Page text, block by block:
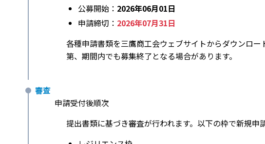
公募開始： 2026年06月01日
申請締切： 2026年07月31日
各種申請書類を三鷹商工会ウェブサイトからダウンロ
第、期間内でも募集終了となる場合があります。
審査
申請受付後順次
提出書類に基づき審査が行われます。以下の枠で新規申